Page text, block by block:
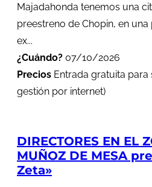
Majadahonda tenemos una
preestreno de Chopin, en
ex...
¿Cuándo? 07/10/2026
Precios Entrada gratuita
gestión por internet)
DIRECTORES EN EL
MUÑOZ DE MESA
Zeta»